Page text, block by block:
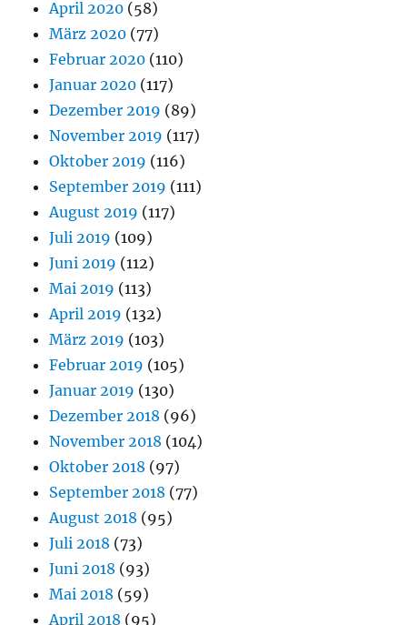
April 2020 (58)
März 2020 (77)
Februar 2020 (110)
Januar 2020 (117)
Dezember 2019 (89)
November 2019 (117)
Oktober 2019 (116)
September 2019 (111)
August 2019 (117)
Juli 2019 (109)
Juni 2019 (112)
Mai 2019 (113)
April 2019 (132)
März 2019 (103)
Februar 2019 (105)
Januar 2019 (130)
Dezember 2018 (96)
November 2018 (104)
Oktober 2018 (97)
September 2018 (77)
August 2018 (95)
Juli 2018 (73)
Juni 2018 (93)
Mai 2018 (59)
April 2018 (95)